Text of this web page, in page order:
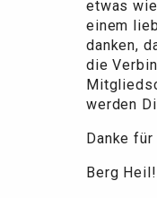
etwas
einem
danken,
die
werden
Danke
Berg Heil!